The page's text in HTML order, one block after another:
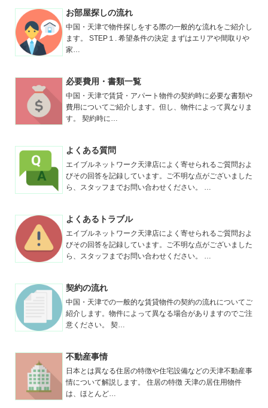
天津/ナンカイク
2ベッドルーム
4,000 元 /月
TI YU ZHONG XIN駅
2ベッドルーム
6,500 元/月
Tianjin/河東区
天津/カトウク
DA WANG ZHUANG駅
徒歩２分
Tianjin/ 河東区
天津/カトウク
DA WANG ZHUANG駅
徒歩２分
お部屋探しの流れ
中国・天津で物件探しをする際の一般的な流れをご紹介し
ます。 STEP１. 希望条件の決定 まずはエリアや間取りや
家…
必要費用・書類一覧
中国・天津で賃貸・アパート物件の契約時に必要な書類や
費用についてご紹介します。但し、物件によって異なりま
す。 契約時に…
よくある質問
エイブルネットワーク天津店によく寄せられるご質問およ
びその回答を記録しています。ご不明な点がございました
ら、スタッフまでお問い合わせください。 …
よくあるトラブル
エイブルネットワーク天津店によく寄せられるご質問およ
びその回答を記録しています。ご不明な点がございました
ら、スタッフまでお問い合わせください。 …
契約の流れ
中国・天津での一般的な賃貸物件の契約の流れについてご
紹介します。物件によって異なる場合がありますのでご注
意ください。 契…
不動産事情
日本とは異なる住居の特徴や住宅設備などの天津不動産事
情について解説します。 住居の特徴 天津の居住用物件
は、ほとんど…